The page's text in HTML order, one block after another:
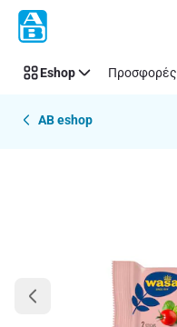
Παράλειψη
Eshop Προσφορές
AB eshop